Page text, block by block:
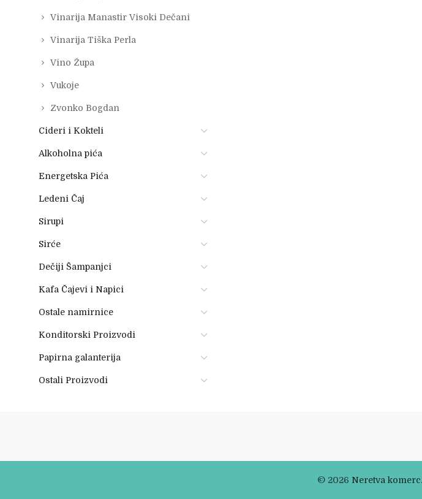
Vinarija Manastir Visoki Dečani
Vinarija Tiška Perla
Vino Župa
Vukoje
Zvonko Bogdan
Cideri i Kokteli
Alkoholna pića
Energetska Pića
Ledeni Čaj
Sirupi
Sirće
Dečiji Šampanjci
Kafa Čajevi i Napici
Ostale namirnice
Konditorski Proizvodi
Papirna galanterija
Ostali Proizvodi
© 2026 Neretva komerc